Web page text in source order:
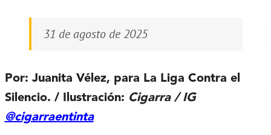
31 de agosto de 2025
Por: Juanita Vélez, para La Liga Contra el
Silencio. / Ilustración: Cigarra / IG
@cigarraentinta